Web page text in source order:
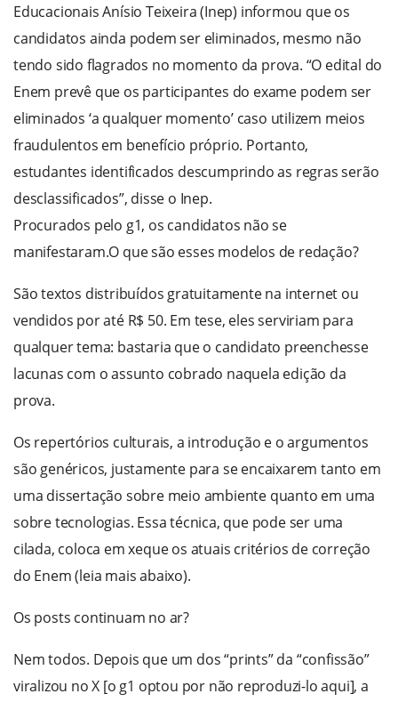
Educacionais Anísio Teixeira (Inep) informou que os
candidatos ainda podem ser eliminados, mesmo não
tendo sido flagrados no momento da prova. “O edital do
Enem prevê que os participantes do exame podem ser
eliminados ‘a qualquer momento’ caso utilizem meios
fraudulentos em benefício próprio. Portanto,
estudantes identificados descumprindo as regras serão
desclassificados”, disse o Inep.
Procurados pelo g1, os candidatos não se
manifestaram.O que são esses modelos de redação?
São textos distribuídos gratuitamente na internet ou
vendidos por até R$ 50. Em tese, eles serviriam para
qualquer tema: bastaria que o candidato preenchesse
lacunas com o assunto cobrado naquela edição da
prova.
Os repertórios culturais, a introdução e o argumentos
são genéricos, justamente para se encaixarem tanto em
uma dissertação sobre meio ambiente quanto em uma
sobre tecnologias. Essa técnica, que pode ser uma
cilada, coloca em xeque os atuais critérios de correção
do Enem (leia mais abaixo).
Os posts continuam no ar?
Nem todos. Depois que um dos “prints” da “confissão”
viralizou no X [o g1 optou por não reproduzi-lo aqui], a